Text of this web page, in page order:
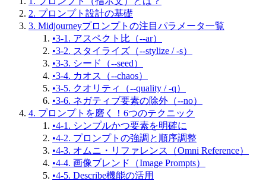
2. プロンプト設計の基礎
3. Midjourneyプロンプトの注目パラメータ一覧
•3-1. アスペクト比（--ar）
•3-2. スタイライズ（--stylize / -s）
•3-3. シード（--seed）
•3-4. カオス（--chaos）
•3-5. クオリティ（--quality / -q）
•3-6. ネガティブ要素の除外（--no）
4. プロンプトを磨く！6つのテクニック
•4-1. シンプルかつ要素を明確に
•4-2. プロンプトの強調と順序調整
•4-3. オムニ・リファレンス（Omni Reference）
•4-4. 画像ブレンド（Image Prompts）
•4-5. Describe機能の活用